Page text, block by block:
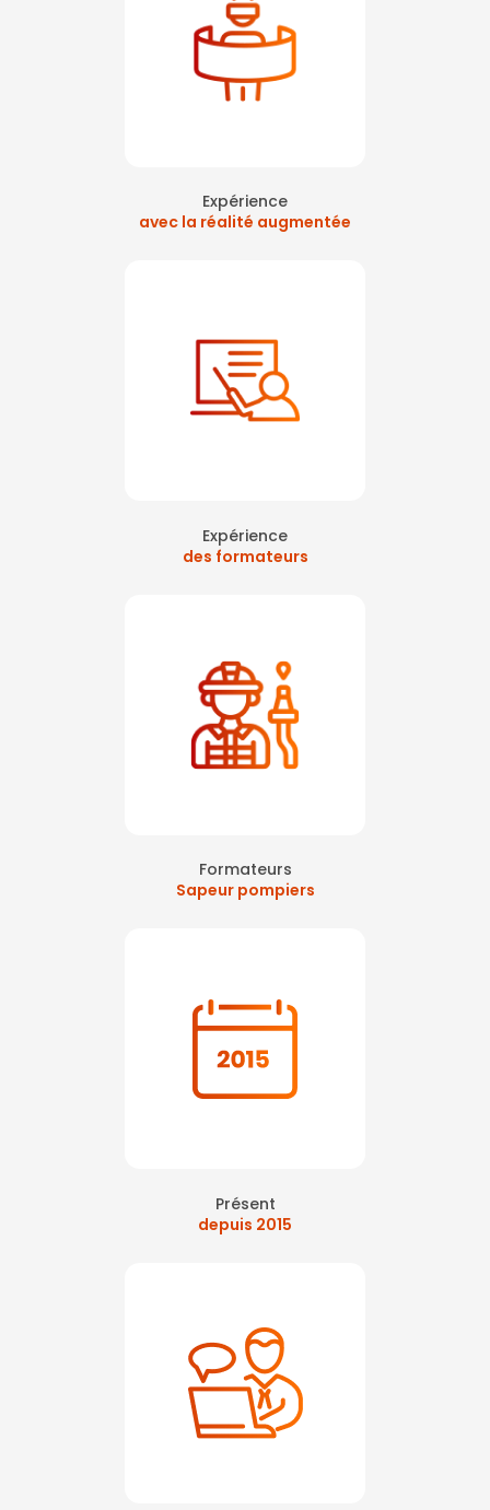
Expérience
avec la réalité augmentée
Expérience
des formateurs
Formateurs
Sapeur pompiers
Présent
depuis 2015